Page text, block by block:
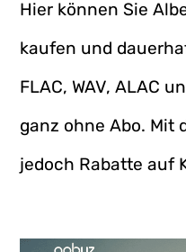
Hier können Sie
kaufen und
FLAC, WAV, ALAC
ganz ohne Abo. Mit
jedoch Rabatte auf